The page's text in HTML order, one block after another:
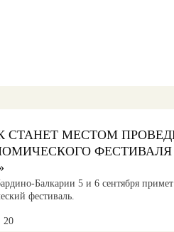
СТАНЕТ МЕСТОМ
Балкарии 5 и 6 сентября
фестиваль.
20